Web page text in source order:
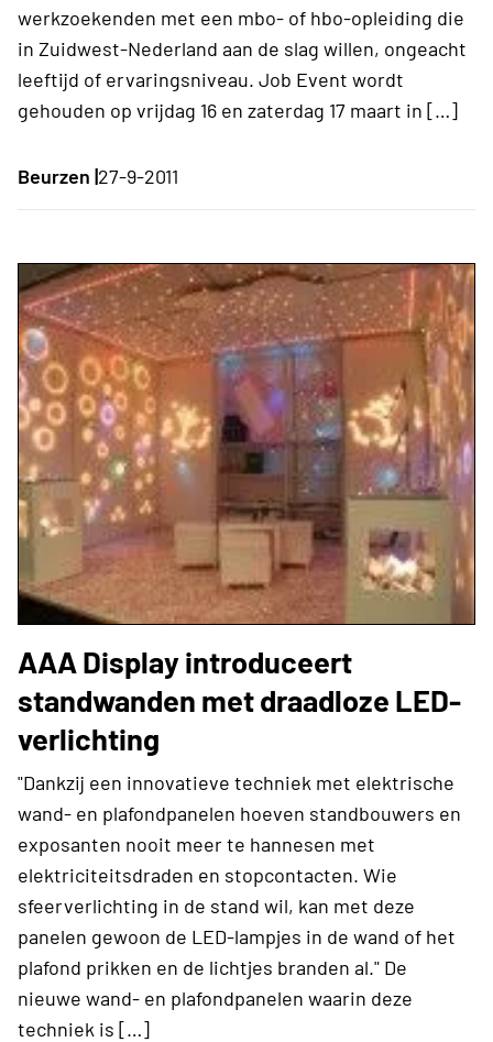
werkzoekenden met een mbo- of hbo-opleiding die
in Zuidwest-Nederland aan de slag willen, ongeacht
leeftijd of ervaringsniveau. Job Event wordt
gehouden op vrijdag 16 en zaterdag 17 maart in […]
Beurzen |27-9-2011
AAA Display introduceert
standwanden met draadloze LED-
verlichting
"Dankzij een innovatieve techniek met elektrische
wand- en plafondpanelen hoeven standbouwers en
exposanten nooit meer te hannesen met
elektriciteitsdraden en stopcontacten. Wie
sfeerverlichting in de stand wil, kan met deze
panelen gewoon de LED-lampjes in de wand of het
plafond prikken en de lichtjes branden al." De
nieuwe wand- en plafondpanelen waarin deze
techniek is […]